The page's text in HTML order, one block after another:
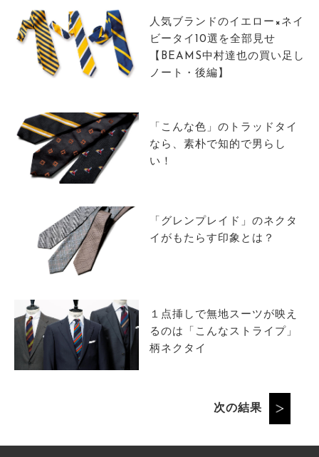
人気ブランドのイエロー×ネイ
ビータイ10選を全部見せ
【BEAMS中村達也の買い足し
ノート・後編】
「こんな色」のトラッドタイ
なら、素朴で知的で男らし
い！
「グレンプレイド」のネクタ
イがもたらす印象とは？
１点挿しで無地スーツが映え
るのは「こんなストライプ」
柄ネクタイ
次の結果